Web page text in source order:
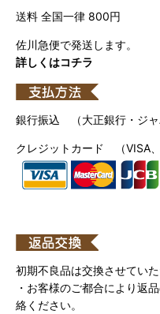
送料 全国一律 800円
佐川急便で発送します。
詳しくはコチラ
銀行振込 （大正銀行・ジャ
クレジットカード （VISA、
初期不良品は交換させていた
・お客様のご都合により返
絡ください。